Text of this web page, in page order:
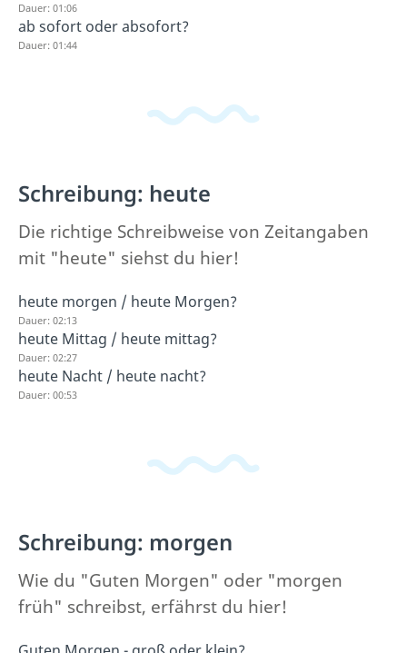
Dauer: 01:06
ab sofort oder absofort?
Dauer: 01:44
Schreibung: heute
Die richtige Schreibweise von Zeitangaben
mit "heute" siehst du hier!
heute morgen / heute Morgen?
Dauer: 02:13
heute Mittag / heute mittag?
Dauer: 02:27
heute Nacht / heute nacht?
Dauer: 00:53
Schreibung: morgen
Wie du "Guten Morgen" oder "morgen
früh" schreibst, erfährst du hier!